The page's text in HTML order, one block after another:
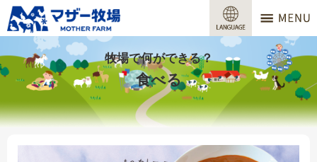
営業時間
料金
交通アクセス
サービスガイド
牧場で何ができる？
食べる